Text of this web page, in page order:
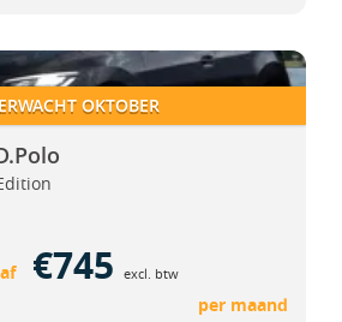
OKTOBER
€745 excl. btw
per maand